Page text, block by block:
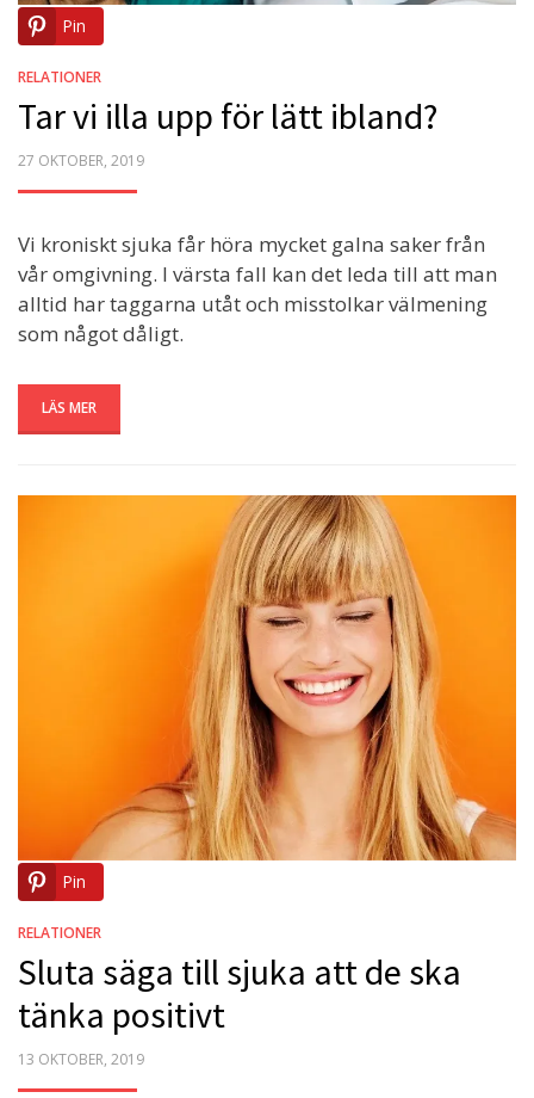
Pin
RELATIONER
Tar vi illa upp för lätt ibland?
POSTED
27 OKTOBER, 2019
Vi kroniskt sjuka får höra mycket galna saker från
vår omgivning. I värsta fall kan det leda till att man
alltid har taggarna utåt och misstolkar välmening
som något dåligt.
LÄS MER
Pin
RELATIONER
Sluta säga till sjuka att de ska
tänka positivt
POSTED
13 OKTOBER, 2019